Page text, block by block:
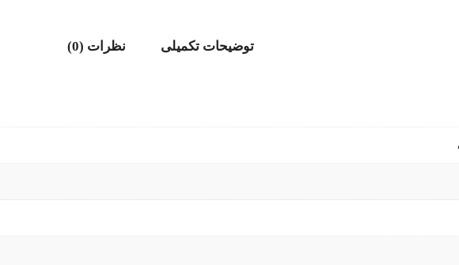
توضیحات تکمیلی نظرات (0)